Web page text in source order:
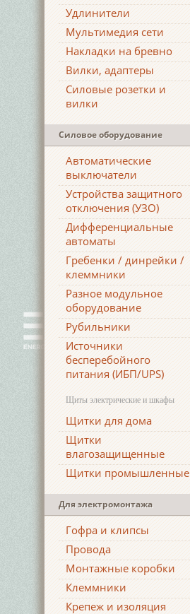
Удлинители
Мультимедия сети
Накладки на бревно
Вилки, адаптеры
Силовые розетки и
вилки
Силовое оборудование
Автоматические
выключатели
Устройства защитного
отключения (УЗО)
Дифференциальные
автоматы
Гребенки / динрейки /
клеммники
Разное модульное
оборудование
Рубильники
Источники
бесперебойного
питания (ИБП/UPS)
Щиты электрические и шкафы
Щитки для дома
Щитки
влагозащищенные
Щитки промышленные
Для электромонтажа
Гофра и клипсы
Провода
Монтажные коробки
Клеммники
Крепеж и изоляция